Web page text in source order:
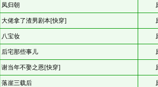
凤归朝
大佬拿了渣男剧本[快穿]
八宝妆
后宅那些事儿
谢当年不娶之恩[快穿]
落崖三载后